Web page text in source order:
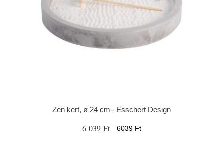
Zen kert, ø 24 cm - Esschert Design
6 039 Ft 6039 Ft